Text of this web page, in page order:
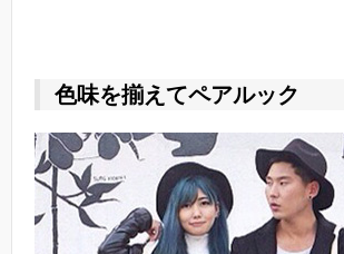
色味を揃えてペアルック